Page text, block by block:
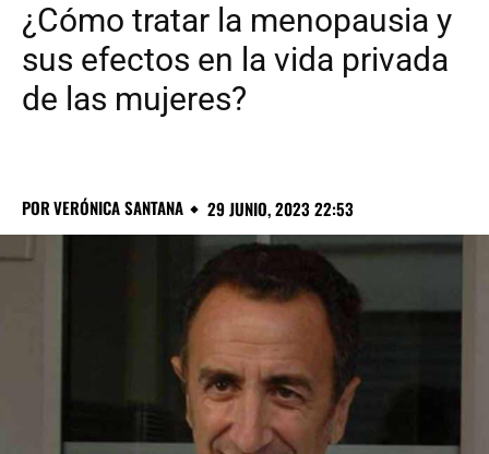
¿Cómo tratar la menopausia y
sus efectos en la vida privada
de las mujeres?
PORVERÓNICA SANTANA 29 JUNIO, 2023 22:53